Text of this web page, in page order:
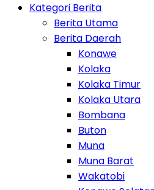
Kategori Berita
Berita Utama
Berita Daerah
Konawe
Kolaka
Kolaka Timur
Kolaka Utara
Bombana
Buton
Muna
Muna Barat
Wakatobi